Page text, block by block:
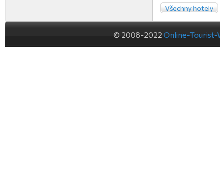
Všechny hotely
© 2008-2022 Online-